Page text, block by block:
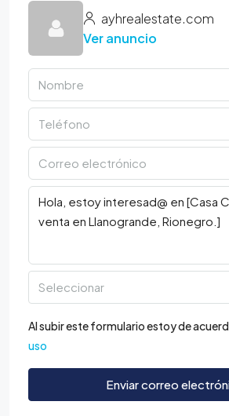
ayhrealestate.com
Ver anuncio
Seleccionar
Al subir este formulario estoy de
uso
Enviar correo